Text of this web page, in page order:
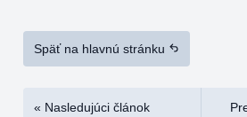
Späť na hlavnú stránku
« Nasledujúci článok